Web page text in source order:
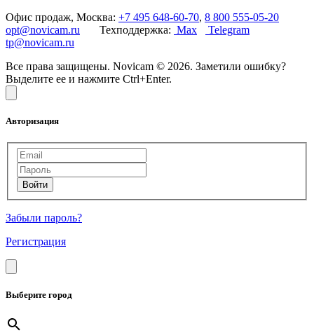
Офис продаж, Москва: +7 495 648-60-70, 8 800 555-05-20
opt@novicam.ru Техподдержка: Max
Telegram
tp@novicam.ru
Все права защищены. Novicam © 2026. Заметили ошибку?
Выделите ее и нажмите Ctrl+Enter.
Авторизация
Забыли пароль?
Регистрация
Выберите город